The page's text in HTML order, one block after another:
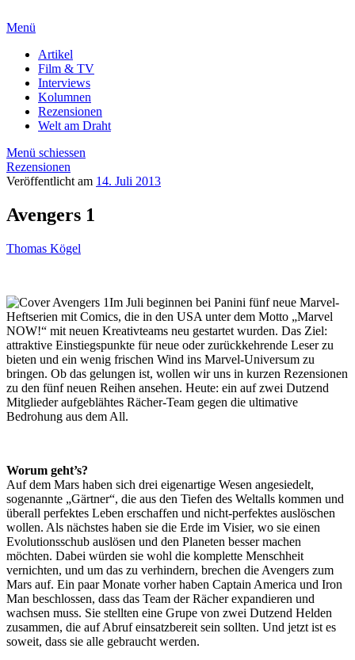
Menü
Artikel
Film & TV
Interviews
Kolumnen
Rezensionen
Welt am Draht
Menü schiessen
Rezensionen
Veröffentlicht am 14. Juli 2013
Avengers 1
Thomas Kögel
Im Juli beginnen bei Panini fünf neue Marvel-
Heftserien mit Comics, die in den USA unter dem Motto „Marvel
NOW!“ mit neuen Kreativteams neu gestartet wurden. Das Ziel:
attraktive Einstiegspunkte für neue oder zurückkehrende Leser zu
bieten und ein wenig frischen Wind ins Marvel-Universum zu
bringen. Ob das gelungen ist, wollen wir uns in kurzen Rezensionen
zu den fünf neuen Reihen ansehen. Heute: ein auf zwei Dutzend
Mitglieder aufgeblähtes Rächer-Team gegen die ultimative
Bedrohung aus dem All.
Worum geht’s?
Auf dem Mars haben sich drei eigenartige Wesen angesiedelt,
sogenannte „Gärtner“, die aus den Tiefen des Weltalls kommen und
überall perfektes Leben erschaffen und nicht-perfektes auslöschen
wollen. Als nächstes haben sie die Erde im Visier, wo sie einen
Evolutionsschub auslösen und den Planeten besser machen
möchten. Dabei würden sie wohl die komplette Menschheit
vernichten, und um das zu verhindern, brechen die Avengers zum
Mars auf. Ein paar Monate vorher haben Captain America und Iron
Man beschlossen, dass das Team der Rächer expandieren und
wachsen muss. Sie stellten eine Grupe von zwei Dutzend Helden
zusammen, die auf Abruf einsatzbereit sein sollten. Und jetzt ist es
soweit, dass sie alle gebraucht werden.